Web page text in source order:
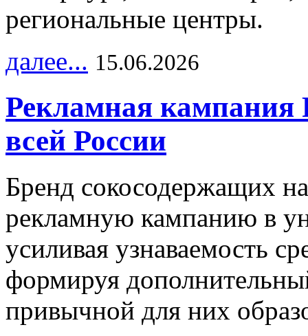
региональные центры.
далее... 15.06.2026
Рекламная
всей России
Бренд сокосодержащих
рекламную кампанию в
усиливая узнаваемость
формируя
привычной для них